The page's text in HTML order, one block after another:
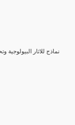
3- نماذج للاثار